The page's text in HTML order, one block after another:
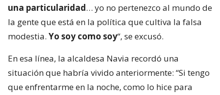
una particularidad… yo no pertenezco al mundo de
la gente que está en la política que cultiva la falsa
modestia. Yo soy como soy“, se excusó.
En esa línea, la alcaldesa Navia recordó una
situación que habría vivido anteriormente: “Si tengo
que enfrentarme en la noche, como lo hice para